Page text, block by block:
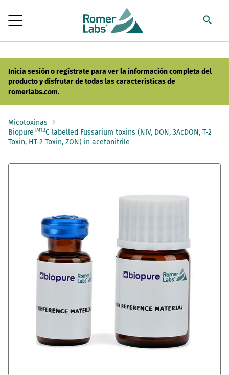
Inicia sesión o regístratepara ver la información completa del
producto y disfrutar de todas las características de
romerlabs.com.
Micotoxinas
BiopureTM13C labelled Fussarium toxins (NIV, DON, 3AcDON, T-2
Toxin, HT-2 Toxin, ZON) in acetonitrile
Saltar